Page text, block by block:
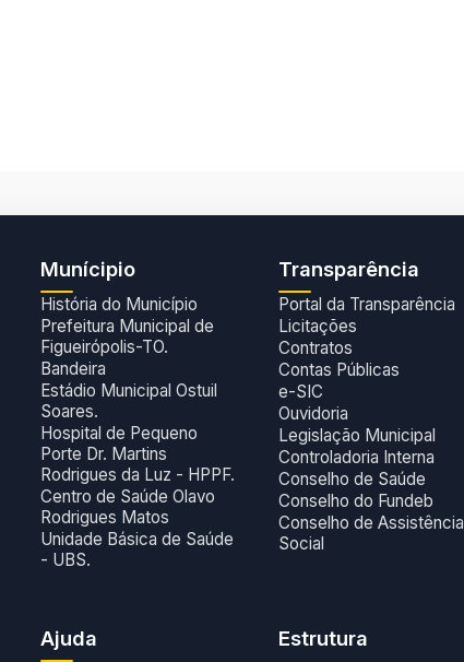
Munícipio
História do Município
Prefeitura Municipal de
Figueirópolis-TO.
Bandeira
Estádio Municipal Ostuil
Soares.
Hospital de Pequeno
Porte Dr. Martins
Rodrigues da Luz - HPPF.
Centro de Saúde Olavo
Rodrigues Matos
Unidade Básica de Saúde
- UBS.
Transparência
Portal da Transparência
Licitações
Contratos
Contas Públicas
e-SIC
Ouvidoria
Legislação Municipal
Controladoria Interna
Conselho de Saúde
Conselho do Fundeb
Conselho de Assistência
Social
Ajuda
Estrutura